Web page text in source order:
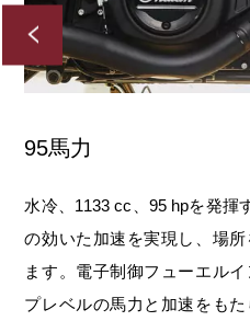
は
95馬力
水冷、1133 cc、95 hpを発揮
の効いた加速を実現し、場
ます。電子制御フューエル
プレベルの馬力と加速をも